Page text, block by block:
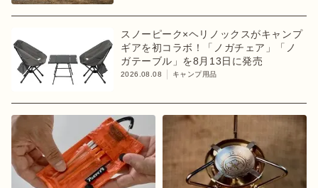
スノーピーク×ヘリノックスがキャンプ
ギアを初コラボ！「ノガチェア」「ノ
ガテーブル」を8月13日に発売
2026.08.08 キャンプ用品